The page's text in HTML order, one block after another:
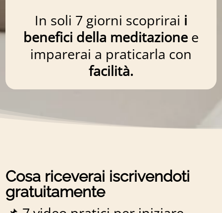
In soli 7 giorni scoprirai i
benefici della meditazione e
imparerai a praticarla con
facilità.
Cosa riceverai iscrivendoti
gratuitamente